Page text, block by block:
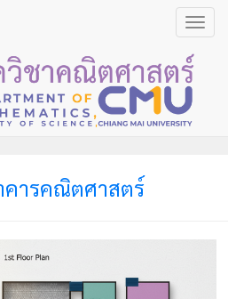
คารคณิตศาสตร์